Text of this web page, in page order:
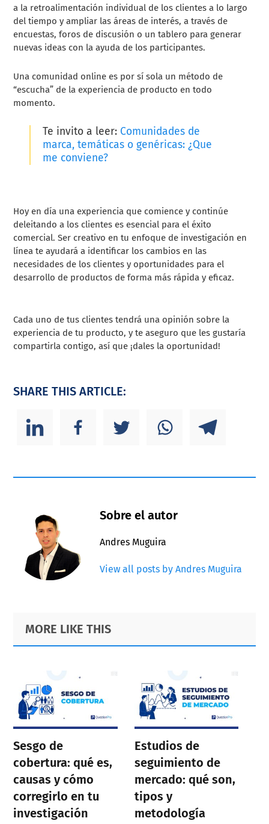
a la retroalimentación individual de los clientes a lo largo
del tiempo y ampliar las áreas de interés, a través de
encuestas, foros de discusión o un tablero para generar
nuevas ideas con la ayuda de los participantes.
Una comunidad online es por sí sola un método de
“escucha” de la experiencia de producto en todo
momento.
Te invito a leer: Comunidades de
marca, temáticas o genéricas: ¿Que
me conviene?
Hoy en día una experiencia que comience y continúe
deleitando a los clientes es esencial para el éxito
comercial. Ser creativo en tu enfoque de investigación en
línea te ayudará a identificar los cambios en las
necesidades de los clientes y oportunidades para el
desarrollo de productos de forma más rápida y eficaz.
Cada uno de tus clientes tendrá una opinión sobre la
experiencia de tu producto, y te aseguro que les gustaría
compartirla contigo, así que ¡dales la oportunidad!
SHARE THIS ARTICLE:
Sobre el autor
Andres Muguira
View all posts by Andres Muguira
Primary
Sidebar
Footer
MORE LIKE THIS
Sesgo de
cobertura: qué es,
causas y cómo
corregirlo en tu
investigación
Estudios de
seguimiento de
mercado: qué son,
tipos y
metodología